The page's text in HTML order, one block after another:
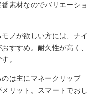
素材なのでバリエーショ
ノが欲しい方には、ナイ
すすめ。耐久性が高く、
。
は主にマネークリップ
リット。スマートでおし